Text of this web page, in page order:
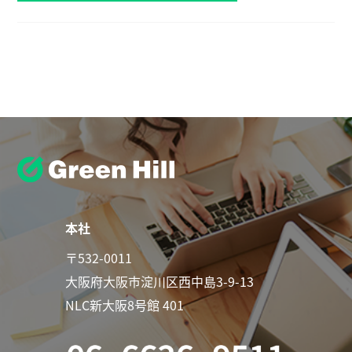
本社
〒532-0011
大阪府大阪市淀川区西中島3-9-13
NLC新大阪8号館 401